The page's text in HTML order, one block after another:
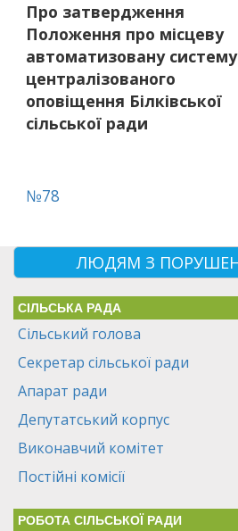
Про затвердження
Положення про місцеву
автоматизовану систему
централізованого
оповіщення Білківської
сільської ради
№78
ЛЮДЯМ З
СІЛЬСЬКА РАДА
Сільський голова
Секретар сільської ради
Апарат ради
Депутатський корпус
Виконавчий комітет
Постійні комісії
РОБОТА СІЛЬСЬКОЇ РАДИ